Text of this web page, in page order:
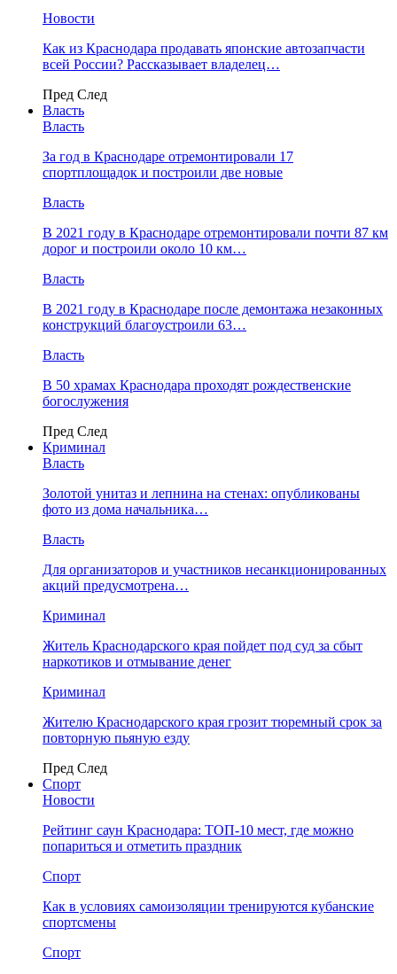
Новости
Как из Краснодара продавать японские автозапчасти
всей России? Рассказывает владелец…
Пред След
Власть
Власть
За год в Краснодаре отремонтировали 17
спортплощадок и построили две новые
Власть
В 2021 году в Краснодаре отремонтировали почти 87 км
дорог и построили около 10 км…
Власть
В 2021 году в Краснодаре после демонтажа незаконных
конструкций благоустроили 63…
Власть
В 50 храмах Краснодара проходят рождественские
богослужения
Пред След
Криминал
Власть
​Золотой унитаз и лепнина на стенах: опубликованы
фото из дома начальника…
Власть
Для организаторов и участников несанкционированных
акций предусмотрена…
Криминал
Житель Краснодарского края пойдет под суд за сбыт
наркотиков и отмывание денег
Криминал
Жителю Краснодарского края грозит тюремный срок за
повторную пьяную езду
Пред След
Спорт
Новости
Рейтинг саун Краснодара: ТОП-10 мест, где можно
попариться и отметить праздник
Спорт
Как в условиях самоизоляции тренируются кубанские
спортсмены
Спорт